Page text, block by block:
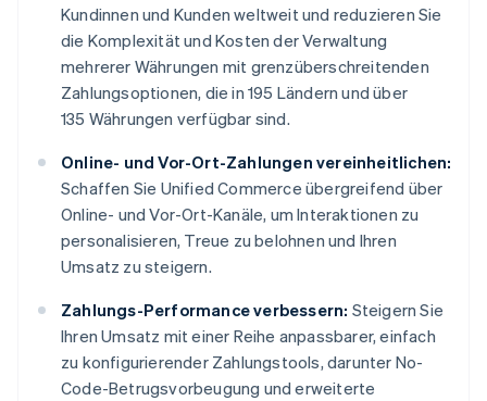
Kundinnen und Kunden weltweit und reduzieren Sie
die Komplexität und Kosten der Verwaltung
mehrerer Währungen mit grenzüberschreitenden
Zahlungsoptionen, die in 195 Ländern und über
135 Währungen verfügbar sind.
Online- und Vor-Ort-Zahlungen vereinheitlichen:
Schaffen Sie Unified Commerce übergreifend über
Online- und Vor-Ort-Kanäle, um Interaktionen zu
personalisieren, Treue zu belohnen und Ihren
Umsatz zu steigern.
Zahlungs-Performance verbessern: Steigern Sie
Ihren Umsatz mit einer Reihe anpassbarer, einfach
zu konfigurierender Zahlungstools, darunter No-
Code-Betrugsvorbeugung und erweiterte